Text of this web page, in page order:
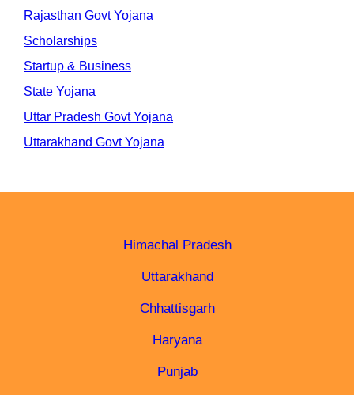
Rajasthan Govt Yojana
Scholarships
Startup & Business
State Yojana
Uttar Pradesh Govt Yojana
Uttarakhand Govt Yojana
Himachal Pradesh
Uttarakhand
Chhattisgarh
Haryana
Punjab